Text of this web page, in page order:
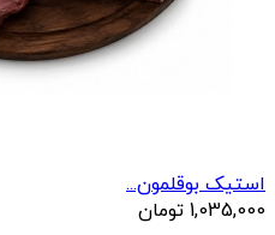
استیک بوقلمون...
1,035,000 تومان